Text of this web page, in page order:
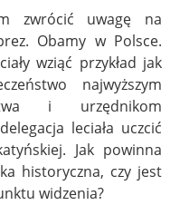
zwrócić uwagę na
Obamy w Polsce.
wziąć przykład jak
najwyższym
i urzędnikom
leciała uczcić
Jak powinna
historyczna, czy jest
widzenia?